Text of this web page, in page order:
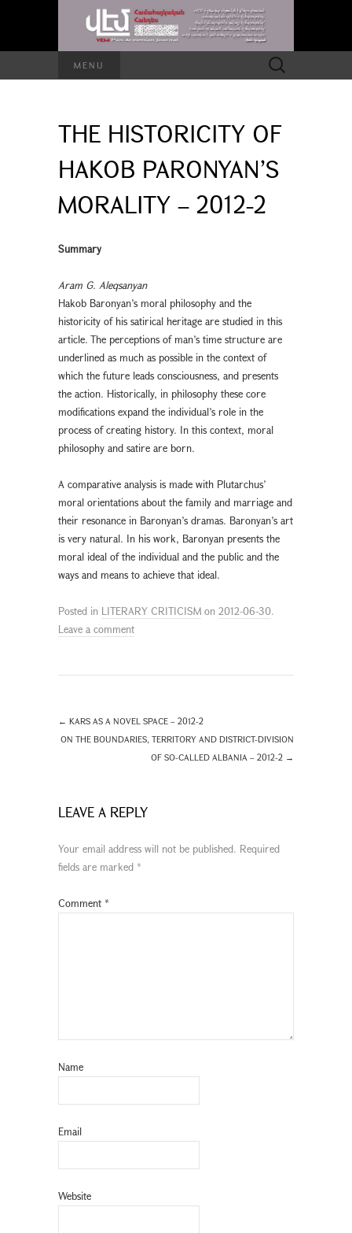
MENU
Search
for:
THE HISTORICITY OF
HAKOB PARONYAN’S
MORALITY – 2012-2
Summary
Aram G. Aleqsanyan
Hakob Baronyan’s moral philosophy and the
historicity of his satirical heritage are studied in this
article. The perceptions of man’s time structure are
underlined as much as possible in the context of
which the future leads consciousness, and presents
the action. Historically, in philosophy these core
modifications expand the individual’s role in the
process of creating history. In this context, moral
philosophy and satire are born.
A comparative analysis is made with Plutarchus’
moral orientations about the family and marriage and
their resonance in Baronyan’s dramas. Baronyan’s art
is very natural. In his work, Baronyan presents the
moral ideal of the individual and the public and the
ways and means to achieve that ideal.
Posted in LITERARY CRITICISM on 2012-06-30.
Leave a comment
← KARS AS A NOVEL SPACE – 2012-2
ON THE BOUNDARIES, TERRITORY AND DISTRICT-DIVISION
OF SO-CALLED ALBANIA – 2012-2 →
LEAVE A REPLY
Your email address will not be published. Required
fields are marked *
Comment *
Name
Email
Website